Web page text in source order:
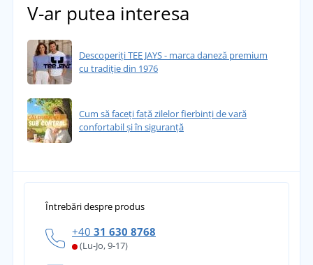
V-ar putea interesa
Descoperiți TEE JAYS - marca daneză premium
cu tradiție din 1976
Cum să faceți față zilelor fierbinți de vară
confortabil și în siguranță
Întrebări despre produs
+40 31 630 8768
(Lu-Jo, 9-17)